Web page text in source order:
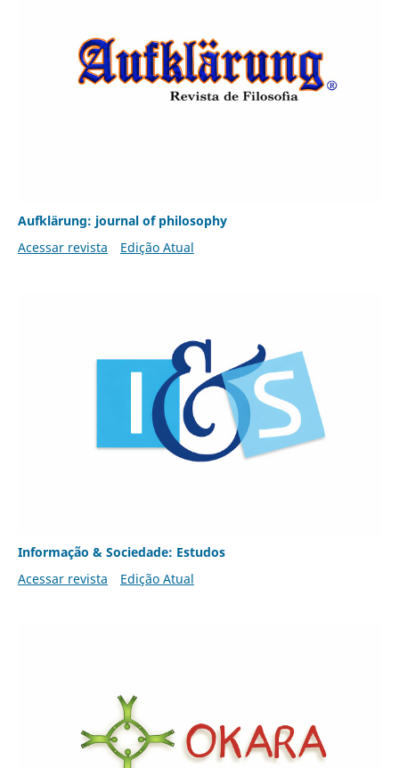
Aufklärung: journal of philosophy
Acessar revista
Edição Atual
Informação & Sociedade: Estudos
Acessar revista
Edição Atual